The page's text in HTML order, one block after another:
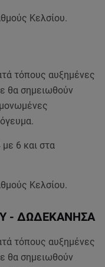
Κελσίου.
τόπους αυξημένες
θα σημειωθούν
με 6 και στα
Κελσίου.
- ΔΩΔΕΚΑΝΗΣΑ
τόπους αυξημένες
θα σημειωθούν